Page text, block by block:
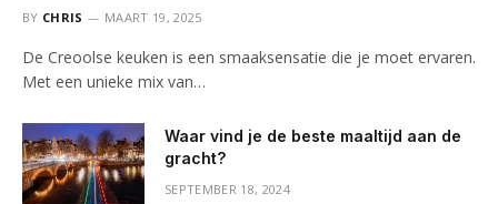
BY CHRIS MAART 19, 2025
De Creoolse keuken is een smaaksensatie die je moet ervaren.
Met een unieke mix van…
Waar vind je de beste maaltijd aan de
gracht?
SEPTEMBER 18, 2024